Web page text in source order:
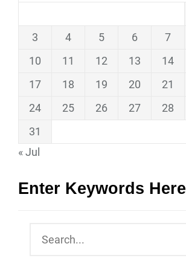
3
4 5 6 7
10
11 12 13 14
17
18 19 20 21
24
25 26 27 28
31
« Jul
Enter Keywords Here